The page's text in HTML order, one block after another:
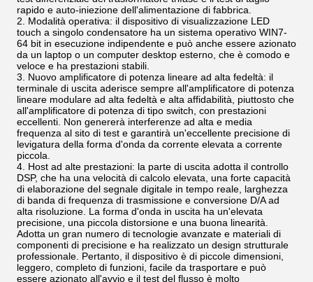
rapido e auto-iniezione dell'alimentazione di fabbrica.
2. Modalità operativa: il dispositivo di visualizzazione LED
touch a singolo condensatore ha un sistema operativo WIN7-
64 bit in esecuzione indipendente e può anche essere azionato
da un laptop o un computer desktop esterno, che è comodo e
veloce e ha prestazioni stabili.
3. Nuovo amplificatore di potenza lineare ad alta fedeltà: il
terminale di uscita aderisce sempre all'amplificatore di potenza
lineare modulare ad alta fedeltà e alta affidabilità, piuttosto che
all'amplificatore di potenza di tipo switch, con prestazioni
eccellenti. Non genererà interferenze ad alta e media
frequenza al sito di test e garantirà un'eccellente precisione di
levigatura della forma d'onda da corrente elevata a corrente
piccola.
4. Host ad alte prestazioni: la parte di uscita adotta il controllo
DSP, che ha una velocità di calcolo elevata, una forte capacità
di elaborazione del segnale digitale in tempo reale, larghezza
di banda di frequenza di trasmissione e conversione D/A ad
alta risoluzione. La forma d'onda in uscita ha un'elevata
precisione, una piccola distorsione e una buona linearità.
Adotta un gran numero di tecnologie avanzate e materiali di
componenti di precisione e ha realizzato un design strutturale
professionale. Pertanto, il dispositivo è di piccole dimensioni,
leggero, completo di funzioni, facile da trasportare e può
essere azionato all'avvio e il test del flusso è molto